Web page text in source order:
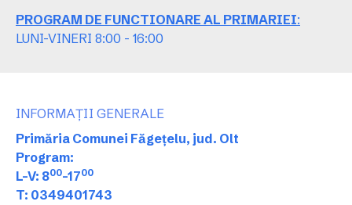
PROGRAM DE FUNCTIONARE AL PRIMARIEI:
LUNI-VINERI 8:00 - 16:00
INFORMAȚII GENERALE
Primăria Comunei Făgețelu, jud. Olt
Program:
L-V: 800-1700
T: 0349401743